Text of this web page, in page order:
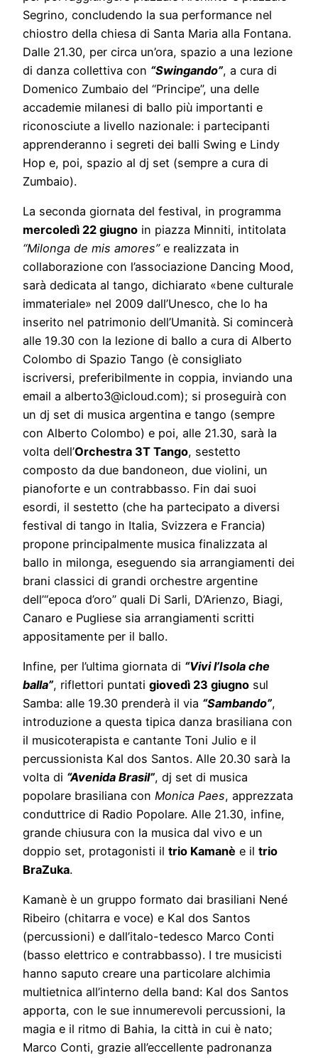
Segrino, concludendo la sua performance nel
chiostro della chiesa di Santa Maria alla Fontana.
Dalle 21.30, per circa un’ora, spazio a una lezione
di danza collettiva con “Swingando”, a cura di
Domenico Zumbaio del “Principe”, una delle
accademie milanesi di ballo più importanti e
riconosciute a livello nazionale: i partecipanti
apprenderanno i segreti dei balli Swing e Lindy
Hop e, poi, spazio al dj set (sempre a cura di
Zumbaio).
La seconda giornata del festival, in programma
mercoledì 22 giugno in piazza Minniti, intitolata
“Milonga de mis amores”e realizzata in
collaborazione con l’associazione Dancing Mood,
sarà dedicata al tango, dichiarato «bene culturale
immateriale» nel 2009 dall’Unesco, che lo ha
inserito nel patrimonio dell’Umanità. Si comincerà
alle 19.30 con la lezione di ballo a cura di Alberto
Colombo di Spazio Tango (è consigliato
iscriversi, preferibilmente in coppia, inviando una
email a alberto3@icloud.com); si proseguirà con
un dj set di musica argentina e tango (sempre
con Alberto Colombo) e poi, alle 21.30, sarà la
volta dell’Orchestra 3T Tango, sestetto
composto da due bandoneon, due violini, un
pianoforte e un contrabbasso. Fin dai suoi
esordi, il sestetto (che ha partecipato a diversi
festival di tango in Italia, Svizzera e Francia)
propone principalmente musica finalizzata al
ballo in milonga, eseguendo sia arrangiamenti dei
brani classici di grandi orchestre argentine
dell’“epoca d’oro” quali Di Sarli, D’Arienzo, Biagi,
Canaro e Pugliese sia arrangiamenti scritti
appositamente per il ballo.
Infine, per l’ultima giornata di “Vivi l’Isola che
balla”, riflettori puntati giovedì 23 giugno sul
Samba: alle 19.30 prenderà il via “Sambando”,
introduzione a questa tipica danza brasiliana con
il musicoterapista e cantante Toni Julio e il
percussionista Kal dos Santos. Alle 20.30 sarà la
volta di “Avenida Brasil”, dj set di musica
popolare brasiliana con Monica Paes, apprezzata
conduttrice di Radio Popolare. Alle 21.30, infine,
grande chiusura con la musica dal vivo e un
doppio set, protagonisti il trio Kamanè e il trio
BraZuka.
Kamanè è un gruppo formato dai brasiliani Nené
Ribeiro (chitarra e voce) e Kal dos Santos
(percussioni) e dall’italo-tedesco Marco Conti
(basso elettrico e contrabbasso). I tre musicisti
hanno saputo creare una particolare alchimia
multietnica all’interno della band: Kal dos Santos
apporta, con le sue innumerevoli percussioni, la
magia e il ritmo di Bahia, la città in cui è nato;
Marco Conti, grazie all’eccellente padronanza